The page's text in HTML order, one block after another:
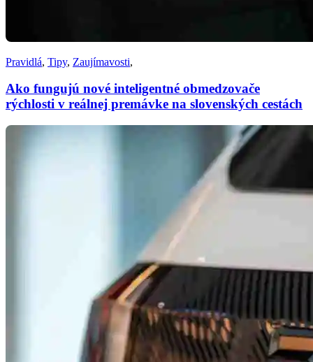
Pravidlá, Tipy, Zaujímavosti,
Ako fungujú nové inteligentné obmedzovače
rýchlosti v reálnej premávke na slovenských cestách